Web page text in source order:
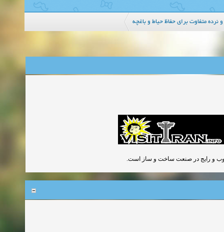
و رایج در صنعت ساخت و ساز است.